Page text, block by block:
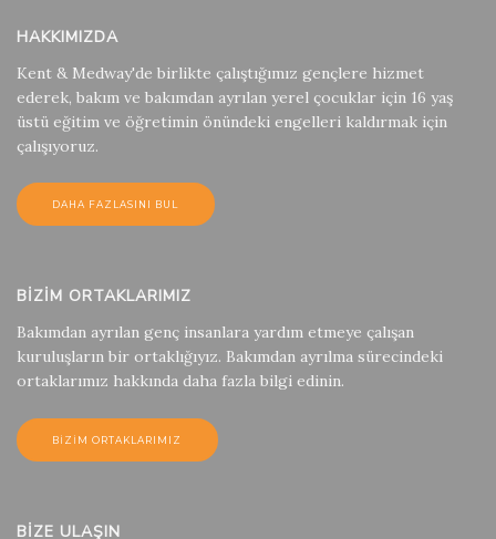
HAKKIMIZDA
Kent & Medway'de birlikte çalıştığımız gençlere hizmet
ederek, bakım ve bakımdan ayrılan yerel çocuklar için 16 yaş
üstü eğitim ve öğretimin önündeki engelleri kaldırmak için
çalışıyoruz.
DAHA FAZLASINI BUL
BIZIM ORTAKLARIMIZ
Bakımdan ayrılan genç insanlara yardım etmeye çalışan
kuruluşların bir ortaklığıyız. Bakımdan ayrılma sürecindeki
ortaklarımız hakkında daha fazla bilgi edinin.
BIZIM ORTAKLARIMIZ
BIZE ULAŞIN